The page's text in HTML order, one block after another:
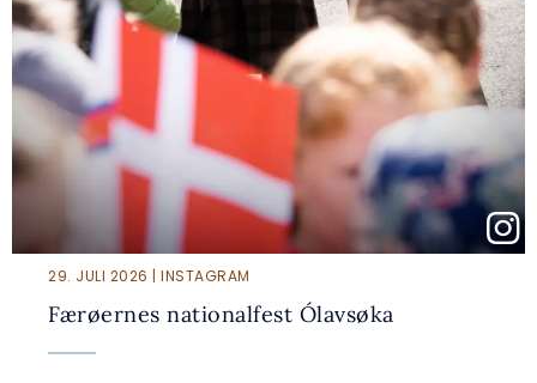
29. JULI 2026 | INSTAGRAM
Færøernes nationalfest Ólavsøka